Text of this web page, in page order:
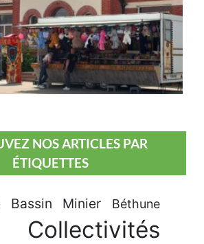
NOS ARTICLES PAR
ÉTIQUETTES
Bassin Minier Béthune
Collectivités